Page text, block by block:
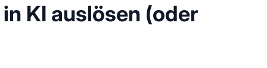
KI auslösen (oder